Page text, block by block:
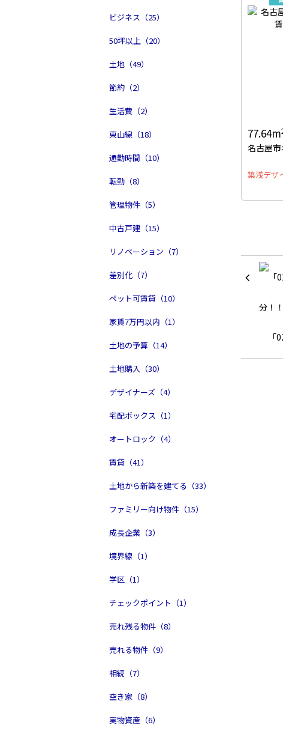
ビジネス（25）
50坪以上（20）
土地（49）
節約（2）
生活費（2）
東山線（18）
通勤時間（10）
転勤（8）
管理物件（5）
中古戸建（15）
リノベーション（7）
差別化（7）
ペット可賃貸（10）
家賃7万円以内（1）
土地の予算（14）
土地購入（30）
デザイナーズ（4）
宅配ボックス（1）
オートロック（4）
賃貸（41）
土地から新築を建てる（33）
ファミリー向け物件（15）
成長企業（3）
境界線（1）
学区（1）
チェックポイント（1）
売れ残る物件（8）
売れる物件（9）
相続（7）
空き家（8）
実物資産（6）
77.64m
名古屋
築浅デザ